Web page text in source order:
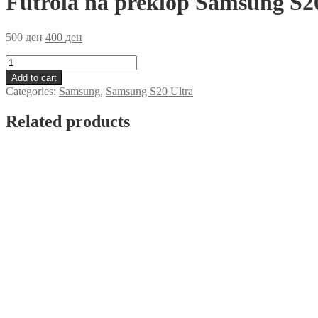
500ден 400 ден
Futrola
na
preklop
Samsung
Ultra
Add to cart
Categories: Samsung, Samsung S20 Ultra
Related products